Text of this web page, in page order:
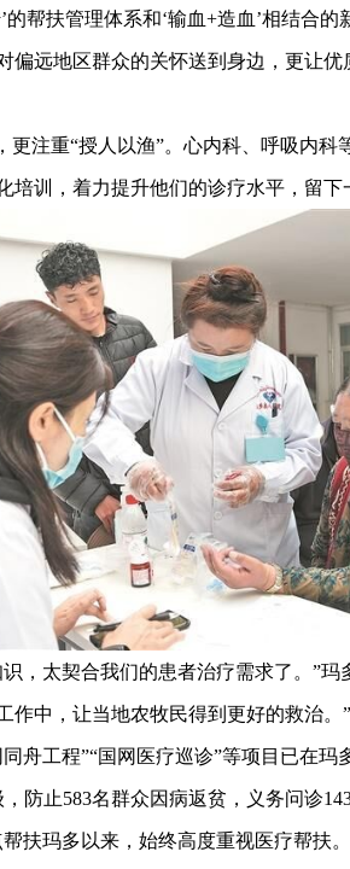
的帮扶管理体系和‘输血+造血’相结合
偏远地区群众的关怀送到身边，更让
注重“授人以渔”。心内科、呼吸内科
培训，着力提升他们的诊疗水平，留下
太契合我们的患者治疗需求了。”玛
作中，让当地农牧民得到更好的救治。”
工程”“国网医疗巡诊”等项目已在玛
防止583名群众因病返贫，义务问诊
玛多以来，始终高度重视医疗帮扶